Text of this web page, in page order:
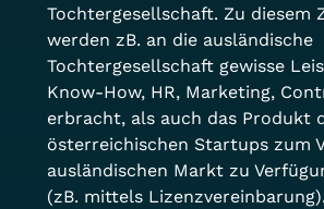
Tochtergesellschaft. Zu diesem
werden zB. an die ausländische
Tochtergesellschaft gewisse
Know-How, HR, Marketing,
erbracht, als auch das Produkt
österreichischen Startups zum
ausländischen Markt zu
(zB. mittels